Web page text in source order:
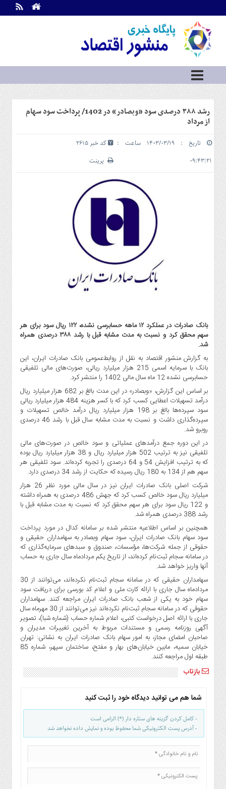
اطلاعات
تماس
ما
درباره
ما
سرویس
ها
خانه
سرمایه
و
بورس
و
شهری
گاز
و
پتروشیمی
و
خودرو
آپ
و
فن
آوری
بانک
،
بیمه
و
ارز
دیجیتال
کشاورزی
و
صنایع
غذایی
سیاسی
و
بین
الملل
نگاه
روز
گوناگون
رشد ۳۸۸ درصدی سود «وبصادر» در 1402/ پرداخت سود سهام
از مرداد
تاریخ : ۱۴۰۳/۰۳/۱۹ ساعت :
۰۹:۴۳:۲۱
کد خبر 2615
پرینت
بانک صادرات در عملکرد ۱۲ ماهه حسابرسی نشده، ۱۲۲ ریال سود برای هر
سهم محقق کرد و نسبت به مدت مشابه قبل با رشد ۳۸۸ درصدی همراه
شد.
به گزارش منشور اقتصاد به نقل از روابط‌عمومی بانک صادرات ایران، این
بانک با سرمایه اسمی 215 هزار میلیارد ریالی، صورت‌های مالی تلفیقی
حسابرسی نشده 12 ماه سال مالی 1402 را منتشر کرد.
بر اساس این گزارش، «وبصادر» در این مدت بالغ بر 682 هزار میلیارد ریال
درآمد تسهیلات اعطایی کسب کرد که با کسر هزینه 484 هزار میلیارد ریالی
سود سپرده‌ها بالغ بر 198 هزار میلیارد ریال درآمد خالص تسهیلات و
سپرده‌گذاری داشت و نسبت به مدت مشابه سال قبل با رشد 46 درصدی
روبرو شد.
در این دوره جمع درآمدهای عملیاتی و سود خالص در صورت‌های مالی
تلفیقی نیز به ترتیب 502 هزار میلیارد ریال و 38 هزار میلیارد ریال بوده
که به ترتیب افزایش 54 و 64 درصدی را تجربه کرده‌‌اند. سود تلفیقی هر
سهم هم از 134 به 180 ریال رسیده که حکایت از رشد 34 درصدی دارد.
شرکت اصلی بانک صادرات ایران نیز در سال مالی مورد نظر 26 هزار
میلیارد ریال سود خالص کسب کرد که جهش 486 درصدی به همراه داشته
و 122 ریال سود برای هر سهم محقق کرد که نسبت به مدت مشابه قبل با
رشد 388 درصدی همراه شد.
همچنین بر اساس اطلاعیه منتشر شده بر سامانه کدال در مورد پرداخت
سود سهام بانک صادرات ایران، سود سهام وبصادر به سهامداران حقیقی و
حقوقی از جمله شرکت‌ها، مؤسسات، صندوق و سبدهای سرمایه‌گذاری که
در سامانه سجام ثبت‌نام کرده‌اند، از تاریخ یکم مردادماه سال جاری به حساب
آنها واریز خواهد شد.
سهامداران حقیقی که در سامانه سجام ثبت‌نام نکرده‌اند، می‌توانند از 30
مردادماه سال جاری با ارائه کارت ملی و اعلام کد بورسی برای دریافت سود
سهام خود به یکی از شعب بانک صادرات ایران مراجعه کنند. سهامداران
حقوقی که در سامانه سجام ثبت‌نام نکرده‌اند نیز می‌توانند از 30 مهرماه سال
جاری با ارائه اصل درخواست کتبی، اعلام شماره حساب (شماره شبا)، تصویر
آگهی روزنامه رسمی و مستندات مربوط به آخرین تغییرات مدیران و
صاحبان امضای مجاز، به امور سهام بانک صادرات ایران به نشانی: تهران
خیابان سمیه، مابین خیابان‌های بهار و مفتح، ساختمان سپهر، شماره 85
طبقه اول مراجعه کنند.​
بازتاب
شما هم می توانید دیدگاه خود را ثبت کنید
- کامل کردن گزینه های ستاره دار (*) الزامی است
- آدرس پست الکترونیکی شما محفوظ بوده و نمایش داده نخواهد شد